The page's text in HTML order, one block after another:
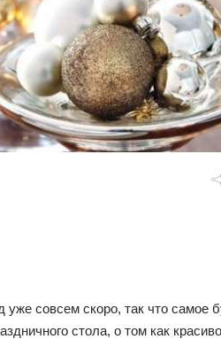
уже совсем скоро, так что самое
стола, о том как